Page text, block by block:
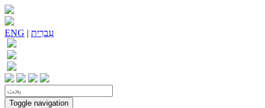
ENG | עִברִית
Toggle navigation